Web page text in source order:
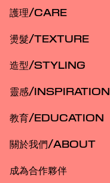
護理/CARE
燙髮/TEXTURE
造型/STYLING
靈感/INSPIRATION
教育/EDUCATION
關於我們/ABOUT
成為合作夥伴